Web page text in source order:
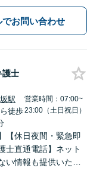
でお問い合わせ
護士
駅
徒歩
営業時間：07:00~
23:00（土日祝日）
【休日夜間・緊急即
士直通電話】ネット
い情報も提供いたし